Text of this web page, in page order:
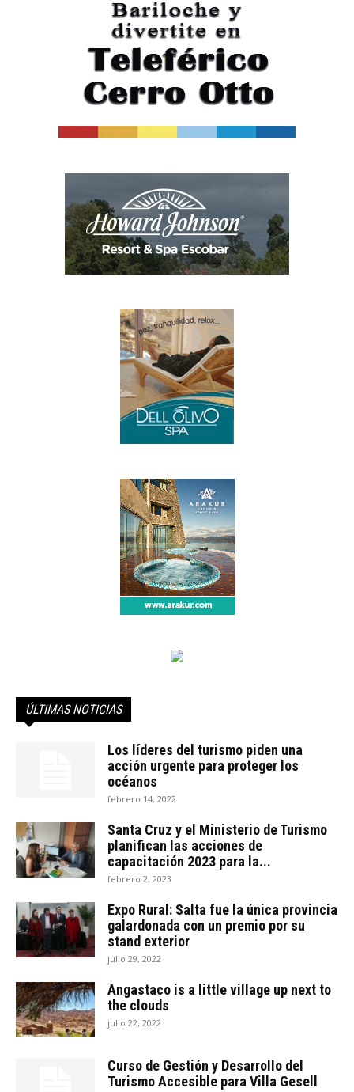
ÚLTIMAS NOTICIAS
Los líderes del turismo piden una
acción urgente para proteger los
océanos
febrero 14, 2022
Santa Cruz y el Ministerio de Turismo
planifican las acciones de
capacitación 2023 para la...
febrero 2, 2023
Expo Rural: Salta fue la única provincia
galardonada con un premio por su
stand exterior
julio 29, 2022
Angastaco is a little village up next to
the clouds
julio 22, 2022
Curso de Gestión y Desarrollo del
Turismo Accesible para Villa Gesell